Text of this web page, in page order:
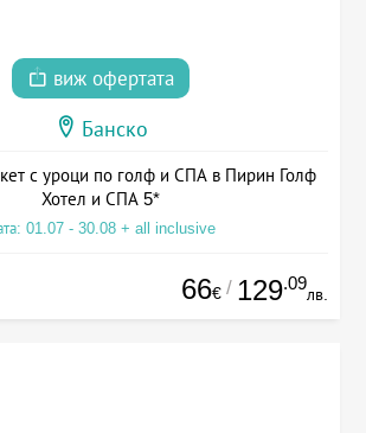
виж офертата
Банско
с уроци по голф и СПА в Пирин Голф
Хотел и СПА 5*
01.07 - 30.08 + all inclusive
66€ / 129.09
лв.